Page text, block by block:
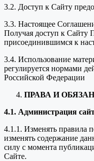
3.2. Доступ к Сайту
3.3. Настоящее
Получая доступ к Сайту
присоединившимся к
3.4. Использование
регулируется нормами
Российской Федерации
ПРАВА И
4.1. Администрация
4.1.1. Изменять правила
изменять содержание
силу с момента
Сайте.